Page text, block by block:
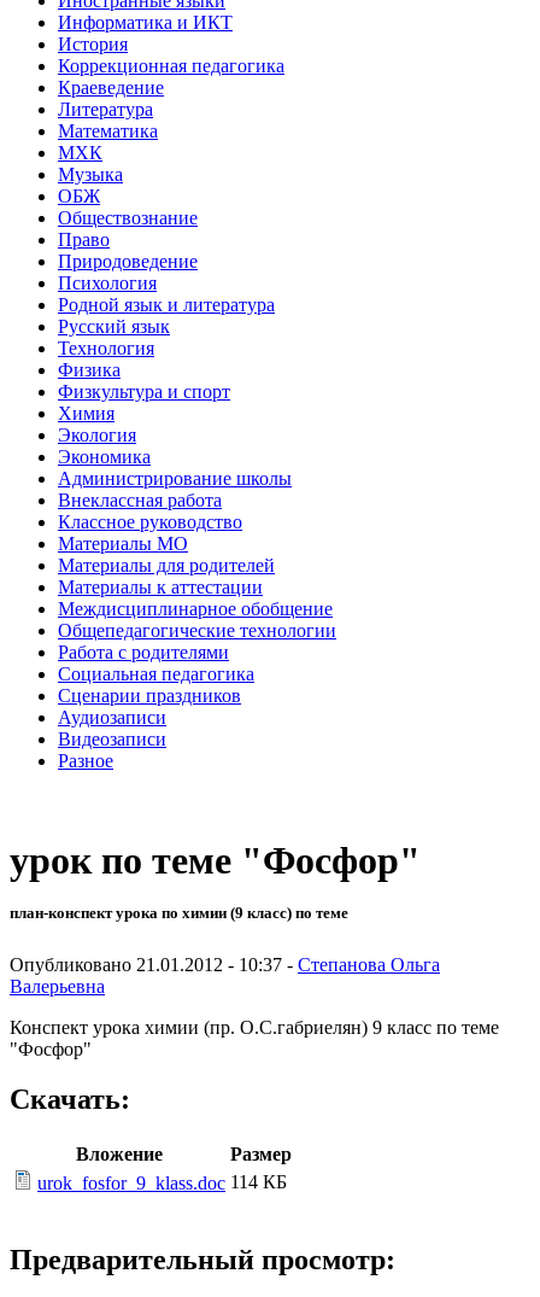
Информатика и ИКТ
История
Коррекционная педагогика
Краеведение
Литература
Математика
МХК
Музыка
ОБЖ
Обществознание
Право
Природоведение
Психология
Родной язык и литература
Русский язык
Технология
Физика
Физкультура и спорт
Химия
Экология
Экономика
Администрирование школы
Внеклассная работа
Классное руководство
Материалы МО
Материалы для родителей
Материалы к аттестации
Междисциплинарное обобщение
Общепедагогические технологии
Работа с родителями
Социальная педагогика
Сценарии праздников
Аудиозаписи
Видеозаписи
Разное
урок по теме "Фосфор"
план-конспект урока по химии (9 класс) по теме
Опубликовано 21.01.2012 - 10:37 - Степанова Ольга
Валерьевна
Конспект урока химии (пр. О.С.габриелян) 9 класс по теме
"Фосфор"
Скачать:
Вложение
Размер
urok_fosfor_9_klass.doc 114 КБ
Предварительный просмотр: